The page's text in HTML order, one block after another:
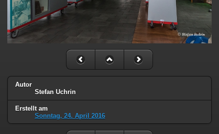
Autor
Stefan Uchrin
Erstellt am
Sonntag, 24. April 2016